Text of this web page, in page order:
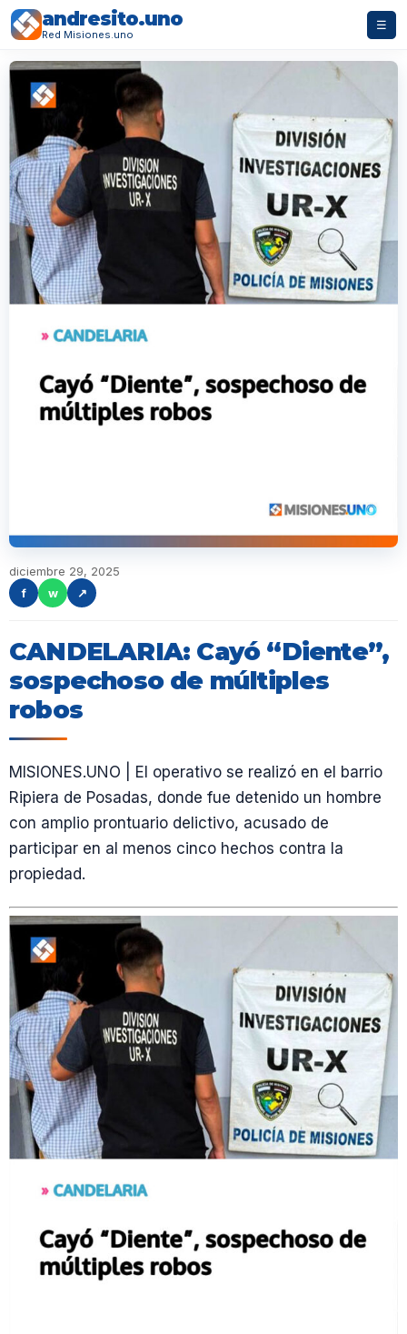
andresito.uno
Red Misiones.uno
☰
diciembre 29, 2025
f
w ↗
CANDELARIA: Cayó “Diente”,
sospechoso de múltiples
robos
MISIONES.UNO | El operativo se realizó en el barrio
Ripiera de Posadas, donde fue detenido un hombre
con amplio prontuario delictivo, acusado de
participar en al menos cinco hechos contra la
propiedad.